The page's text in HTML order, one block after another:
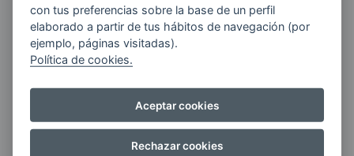
ENERGIAS por cualquier medio, incluido
electrónico.Más información
Si tienes alguna duda durante el
pedido escríbenos a:
con tus preferencias sobre la base de un perfil
elaborado a partir de tus hábitos de navegación (por
ejemplo, páginas visitadas).
Política de cookies.
Aceptar cookies
Rechazar cookies